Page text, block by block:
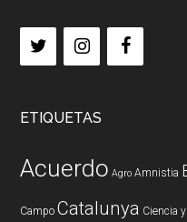
ETIQUETAS
Acuerdo Agro Amnistia
Campo Catalunya Ciencia